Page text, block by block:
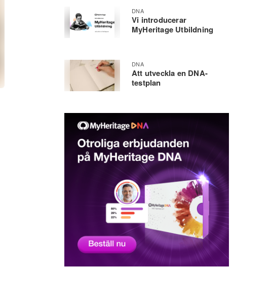
DNA
Vi introducerar
MyHeritage Utbildning
DNA
Att utveckla en DNA-
testplan